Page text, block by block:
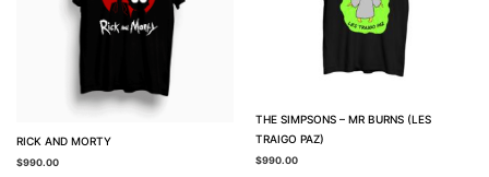
RICK AND MORTY
$990.00
THE SIMPSONS – MR BURNS (LES
TRAIGO PAZ)
$990.00